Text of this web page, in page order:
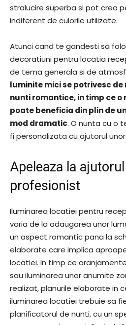
stralucire superba si pot crea
indiferent de culorile utilizate.
Atunci cand te gandesti sa
decoratiuni pentru locatia
de tema generala si de
luminite mici se potrivesc de
nunti romantice, in timp ce o
poate beneficia din plin de
mod dramatic. O nunta cu o
fi personalizata cu ajutorul
Apeleaza la
profesionist
Iluminarea locatiei pentru
varia de la adaugarea unor
un aspect romantic pana la
elaborate care implica
locatiei. In timp ce
sau iluminarea unor anumite
realizat, planurile elaborate in
iluminarea locatiei trebuie sa
planificatorul de nunti, cu un